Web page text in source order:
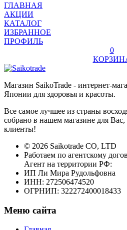
ГЛАВНАЯ
АКЦИИ
КАТАЛОГ
ИЗБРАННОЕ
ПРОФИЛЬ
0
Магазин SaikoTrade - интернет-
Японии для здоровья и красоты.
Все самое лучшее из страны
собрано в нашем магазине для
клиенты!
© 2026 Saikotrade CO, LTD
Работаем по агентскому
Агент на территории РФ:
ИП Ли Мира Рудольфовна
ИНН: 272506474520
ОГРНИП: 322272400018433
Меню сайта